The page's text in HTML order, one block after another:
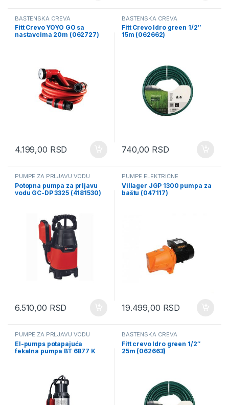
BAŠTENSKA CREVA
Fitt Crevo YOYO GO sa
nastavcima 20m (062727)
4.199,00 RSD
BAŠTENSKA CREVA
Fitt Crevo Idro green 1/2″
15m (062662)
740,00 RSD
PUMPE ZA PRLJAVU VODU
Potopna pumpa za prljavu
vodu GC-DP 3325 (4181530)
6.510,00 RSD
PUMPE ELEKTRIČNE
Villager JGP 1300 pumpa za
baštu (047117)
19.499,00 RSD
PUMPE ZA PRLJAVU VODU
El-pumps potapajuća
fekalna pumpa BT 6877 K
BAŠTENSKA CREVA
Fitt crevo Idro green 1/2″
25m (062663)